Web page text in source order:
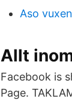
Aso
Allt
Facebook is
Page.